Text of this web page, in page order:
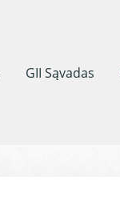
GII Sąvadas